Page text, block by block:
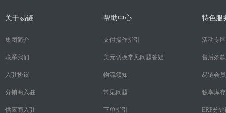
关于易链
集团简介
联系我们
入驻协议
分销商入驻
供应商入驻
帮助中心
支付操作指引
美元切换常见问题答疑
物流须知
常见问题
下单指引
特色服
活动专区
售后条款
易链会
独享库
ERP分